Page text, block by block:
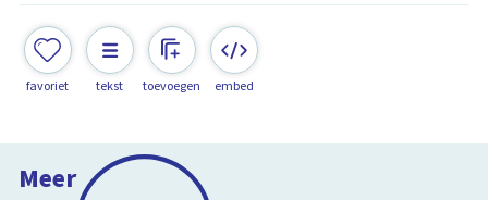
favoriet tekst toevoegen embed
Meer